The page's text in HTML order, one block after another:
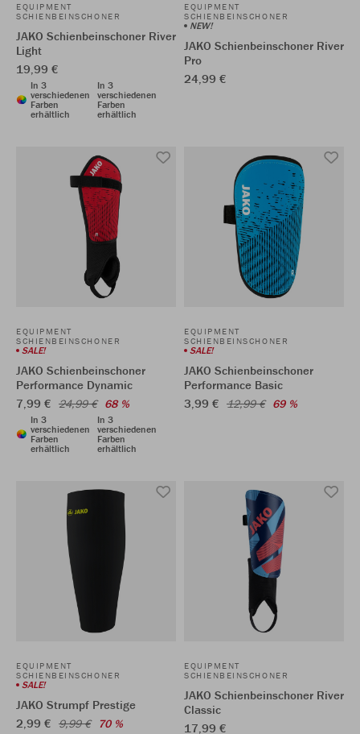
EQUIPMENT
SCHIENBEINSCHONER
JAKO Schienbeinschoner River
Light
19,99 €
In 3
verschiedenen
Farben
erhältlich
In 3
verschiedenen
Farben
erhältlich
EQUIPMENT
SCHIENBEINSCHONER
NEW!
JAKO Schienbeinschoner River
Pro
24,99 €
EQUIPMENT
SCHIENBEINSCHONER
SALE!
JAKO Schienbeinschoner
Performance Dynamic
7,99 € 24,99 € 68 %
In 3
verschiedenen
Farben
erhältlich
In 3
verschiedenen
Farben
erhältlich
EQUIPMENT
SCHIENBEINSCHONER
SALE!
JAKO Schienbeinschoner
Performance Basic
3,99 € 12,99 € 69 %
EQUIPMENT
SCHIENBEINSCHONER
SALE!
JAKO Strumpf Prestige
2,99 € 9,99 € 70 %
EQUIPMENT
SCHIENBEINSCHONER
JAKO Schienbeinschoner River
Classic
17,99 €